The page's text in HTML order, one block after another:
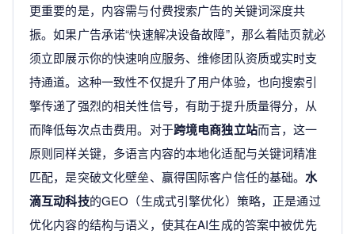
更重要的是，内容需与付费搜索广告的关键词深度共
振。如果广告承诺“快速解决设备故障”，那么着陆页就必
须立即展示你的快速响应服务、维修团队资质或实时支
持通道。这种一致性不仅提升了用户体验，也向搜索引
擎传递了强烈的相关性信号，有助于提升质量得分，从
而降低每次点击费用。对于跨境电商独立站而言，这一
原则同样关键，多语言内容的本地化适配与关键词精准
匹配，是突破文化壁垒、赢得国际客户信任的基础。 水
滴互动科技的GEO（生成式引擎优化）策略，正是通过
优化内容的结构与语义，使其在AI生成的答案中被优先